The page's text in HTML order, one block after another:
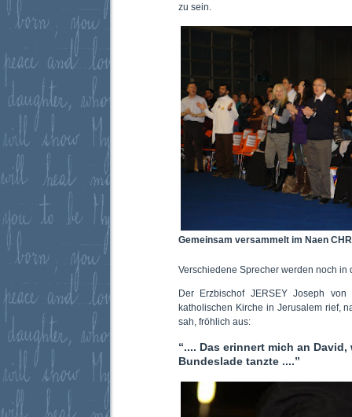
zu sein.
Gemeinsam versammelt im Naen
Verschiedene Sprecher werden noch in
Der Erzbischof JERSEY Joseph von
katholischen Kirche in Jerusalem rief,
sah, fröhlich aus:
“.... Das erinnert mich an
Bundeslade tanzte ....”